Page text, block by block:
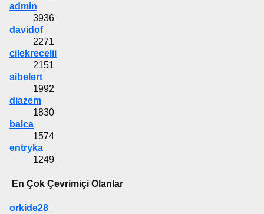
admin
3936
davidof
2271
cilekrecelii
2151
sibelert
1992
diazem
1830
balca
1574
entryka
1249
En Çok Çevrimiçi Olanlar
orkide28